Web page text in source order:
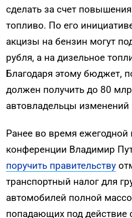
сделать за счет
топливо. По его
акцизы на бензин могут
рубля, а на дизельное
Благодаря этому бюджет,
должен получить до 80
автовладельцы изменений
Ранее во время ежегодной
конференции Владимир
поручить правительству
транспортный налог для
автомобилей полной
попадающих под действие